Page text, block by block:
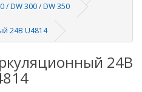
/ DW 300 / DW 350
24В U4814
24В